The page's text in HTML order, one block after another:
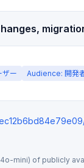
ー Audience: 開発
mini) of publicly